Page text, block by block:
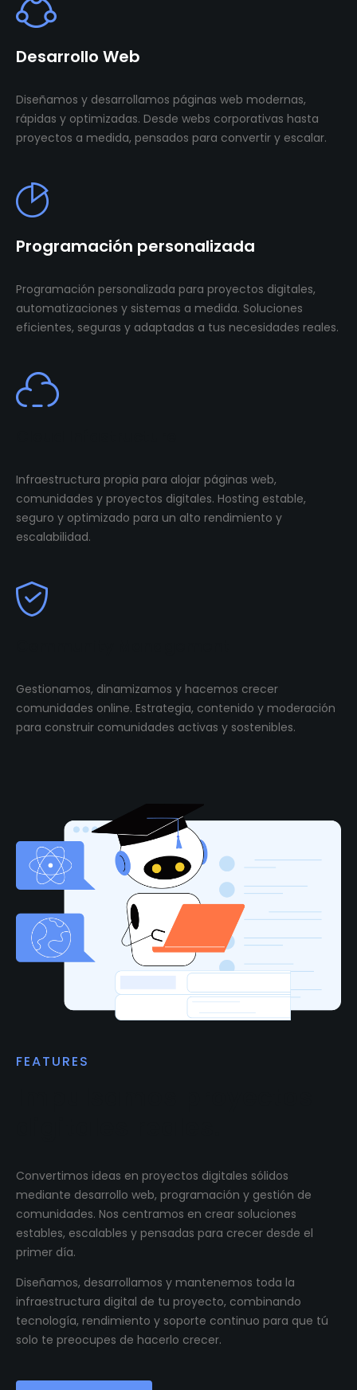
Desarrollo Web
Diseñamos y desarrollamos páginas web modernas,
rápidas y optimizadas. Desde webs corporativas hasta
proyectos a medida, pensados para convertir y escalar.
Programación personalizada
Programación personalizada para proyectos digitales,
automatizaciones y sistemas a medida. Soluciones
eficientes, seguras y adaptadas a tus necesidades reales.
Infraestructura propia para alojar páginas web,
comunidades y proyectos digitales. Hosting estable,
seguro y optimizado para un alto rendimiento y
escalabilidad.
Gestionamos, dinamizamos y hacemos crecer
comunidades online. Estrategia, contenido y moderación
para construir comunidades activas y sostenibles.
FEATURES
Convertimos ideas en proyectos digitales sólidos
mediante desarrollo web, programación y gestión de
comunidades. Nos centramos en crear soluciones
estables, escalables y pensadas para crecer desde el
primer día.
Diseñamos, desarrollamos y mantenemos toda la
infraestructura digital de tu proyecto, combinando
tecnología, rendimiento y soporte continuo para que tú
solo te preocupes de hacerlo crecer.